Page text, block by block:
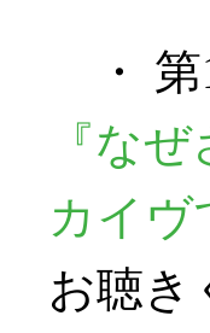
・ 第
『な
カイヴ
お聴き